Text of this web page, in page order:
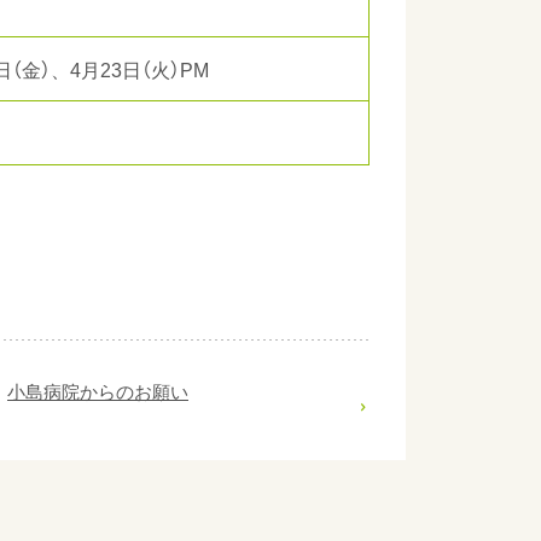
金）、4月23日（火）PM
小島病院からのお願い